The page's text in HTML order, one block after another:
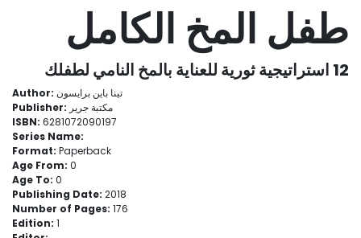
طفل المخ الكامل
12 استراتيجية ثورية للعناية بالمخ النامي‎ لطفلك
Author: تينا باين برايسون
Publisher: مكتبة جرير
ISBN: 6281072090197
Series Name:
Format: Paperback
Age From: 0
Age To: 0
Publishing Date: 2018
Number of Pages: 176
Edition: 1